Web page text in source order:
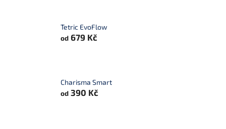
Tetric EvoFlow
od 679 Kč
Charisma Smart
od 390 Kč